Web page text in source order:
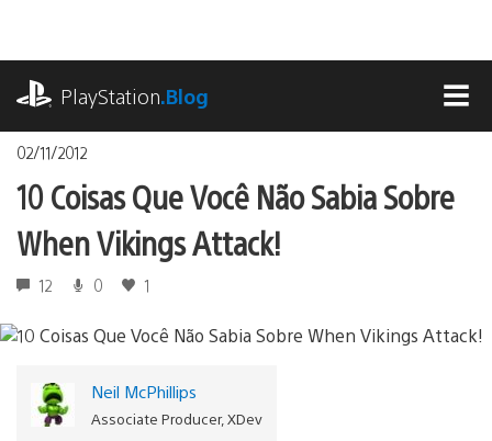
o
conteúdoPlayStation.Blog
02/11/2012
10 Coisas Que Você Não Sabia Sobre
When Vikings Attack!
12 0 1
Neil McPhillips
Associate Producer, XDev